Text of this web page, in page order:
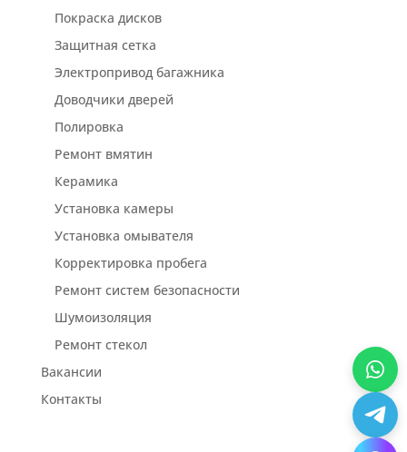
Покраска дисков
Защитная сетка
Электропривод багажника
Доводчики дверей
Полировка
Ремонт вмятин
Керамика
Установка камеры
Установка омывателя
Корректировка пробега
Ремонт систем безопасности
Шумоизоляция
Ремонт стекол
Вакансии
Контакты